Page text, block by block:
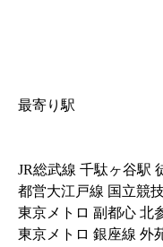
最寄り駅
JR総武線 千駄ヶ谷駅
都営大江戸線 国立競
東京メトロ 副都心 北
東京メトロ 銀座線 外